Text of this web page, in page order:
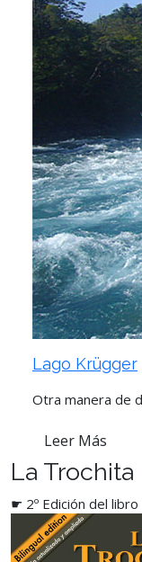
Lago Krügger
Otra manera de
Leer Más
La Trochita
☛ 2º Edición del